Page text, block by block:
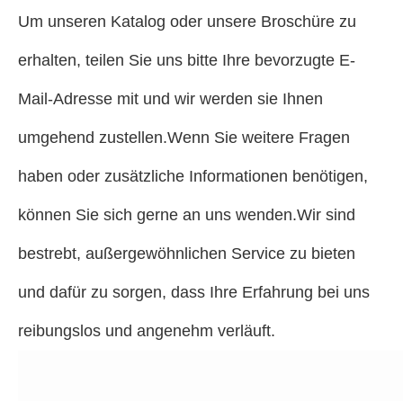
Um unseren Katalog oder unsere Broschüre zu
erhalten, teilen Sie uns bitte Ihre bevorzugte E-
Mail-Adresse mit und wir werden sie Ihnen
umgehend zustellen.Wenn Sie weitere Fragen
haben oder zusätzliche Informationen benötigen,
können Sie sich gerne an uns wenden.Wir sind
bestrebt, außergewöhnlichen Service zu bieten
und dafür zu sorgen, dass Ihre Erfahrung bei uns
reibungslos und angenehm verläuft.